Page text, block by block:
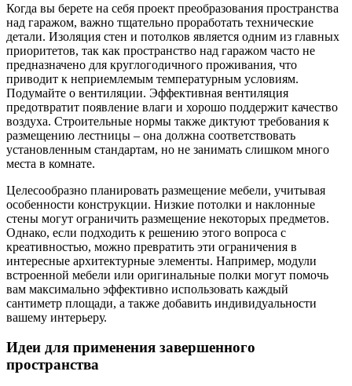
Когда вы берете на себя проект преобразования пространства
над гаражом, важно тщательно проработать технические
детали. Изоляция стен и потолков является одним из главных
приоритетов, так как пространство над гаражом часто не
предназначено для круглогодичного проживания, что
приводит к неприемлемым температурным условиям.
Подумайте о вентиляции. Эффективная вентиляция
предотвратит появление влаги и хорошо поддержит качество
воздуха. Строительные нормы также диктуют требования к
размещению лестницы – она должна соответствовать
установленным стандартам, но не занимать слишком много
места в комнате.
Целесообразно планировать размещение мебели, учитывая
особенности конструкции. Низкие потолки и наклонные
стены могут ограничить размещение некоторых предметов.
Однако, если подходить к решению этого вопроса с
креативностью, можно превратить эти ограничения в
интересные архитектурные элементы. Например, модули
встроенной мебели или оригинальные полки могут помочь
вам максимально эффективно использовать каждый
сантиметр площади, а также добавить индивидуальности
вашему интерьеру.
Идеи для применения завершенного
пространства